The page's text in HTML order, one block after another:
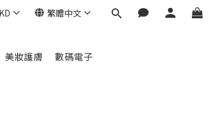
繁體中文
美妝護膚
數碼電子